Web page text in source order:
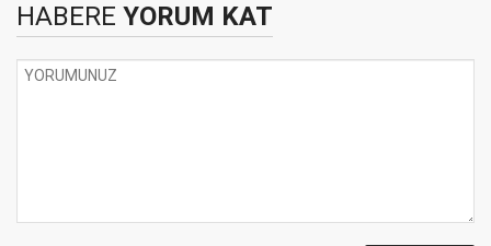
HABERE YORUM KAT